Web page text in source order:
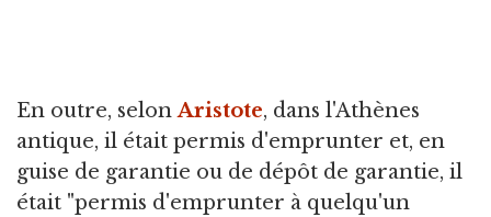
En outre, selonAristote, dans l'Athènes
antique, il était permis d'emprunter et, en
guise de garantie ou de dépôt de garantie, il
était "permis d'emprunter à quelqu'un